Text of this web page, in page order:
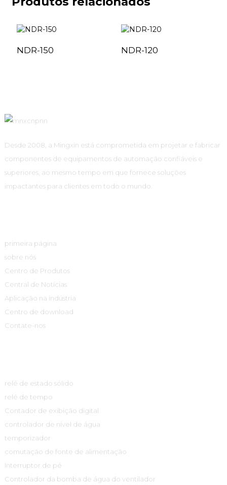
NDR-150 NDR-120
Desde 2008, a Mingxin está comprometida em projetar e fabricar
componentes de equipamentos de automação confiáveis ​​e
superiores, ao mesmo tempo em que fornece soluções
impactantes para clientes em todo o mundo.
primeira página
sobre nós
Centro de Produtos
Central de Notícias
Aplicação na indústria
Centro de download
Contate-nos
relé de estado sólido
relé de tempo
Contador de exibição digital
controlador de nível de água
temporizador
comutação de fonte de alimentação
Interruptor de pé
Controlador da bomba de água do ventilador